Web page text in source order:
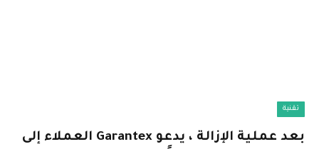
تقنية
بعد عملية الإزالة ، يدعو Garantex العملاء إلى